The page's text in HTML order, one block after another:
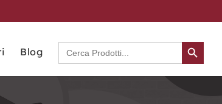
Blog Search
for:
Search Button